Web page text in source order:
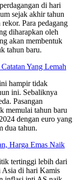
di hari
sejak akhir tahun
Para pedagang
diharapkan oleh
akan membentuk
tahun baru.
Yang Lemah
hampir tidak
ini. Sebaliknya
Pasangan
memulai tahun baru
dengan euro yang
dua tahun.
Harga Emas Naik
tertinggi lebih dari
Asia di hari Kamis